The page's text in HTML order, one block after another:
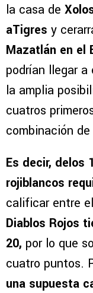
la casa de
aTigres y
Mazatlán en el
podrían llegar
la amplia
cuatros
combinación
Es decir, delos
rojiblancos
calificar entre
Diablos Rojos
20, por lo que
cuatro puntos.
una supuesta